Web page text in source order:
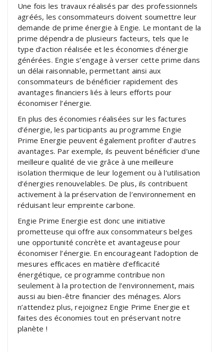
Une fois les travaux réalisés par des professionnels
agréés, les consommateurs doivent soumettre leur
demande de prime énergie à Engie. Le montant de la
prime dépendra de plusieurs facteurs, tels que le
type d’action réalisée et les économies d’énergie
générées. Engie s’engage à verser cette prime dans
un délai raisonnable, permettant ainsi aux
consommateurs de bénéficier rapidement des
avantages financiers liés à leurs efforts pour
économiser l’énergie.
En plus des économies réalisées sur les factures
d’énergie, les participants au programme Engie
Prime Energie peuvent également profiter d’autres
avantages. Par exemple, ils peuvent bénéficier d’une
meilleure qualité de vie grâce à une meilleure
isolation thermique de leur logement ou à l’utilisation
d’énergies renouvelables. De plus, ils contribuent
activement à la préservation de l’environnement en
réduisant leur empreinte carbone.
Engie Prime Energie est donc une initiative
prometteuse qui offre aux consommateurs belges
une opportunité concrète et avantageuse pour
économiser l’énergie. En encourageant l’adoption de
mesures efficaces en matière d’efficacité
énergétique, ce programme contribue non
seulement à la protection de l’environnement, mais
aussi au bien-être financier des ménages. Alors
n’attendez plus, rejoignez Engie Prime Energie et
faites des économies tout en préservant notre
planète !